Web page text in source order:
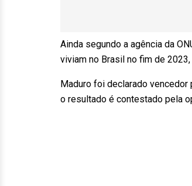
Ainda segundo a agência da
viviam no Brasil no fim de
Maduro foi declarado vencedor
o resultado é contestado pela